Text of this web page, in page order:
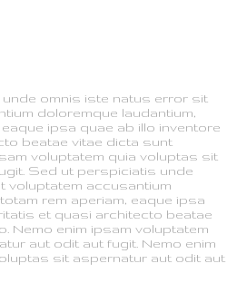
omnis iste natus error sit
doloremque laudantium,
ipsa quae ab illo inventore
beatae vitae dicta sunt
voluptatem quia voluptas sit
Sed ut perspiciatis unde
voluptatem accusantium
rem aperiam, eaque ipsa
et quasi architecto beatae
Nemo enim ipsam voluptatem
aut odit aut fugit. Nemo enim
sit aspernatur aut odit aut